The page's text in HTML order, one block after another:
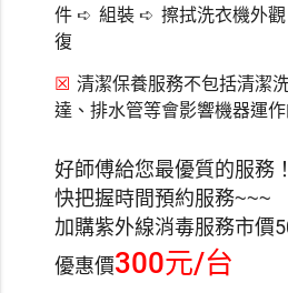
件 ➪ 組裝 ➪ 擦拭洗衣機外觀
復
☒ 清潔保養服務不包括清潔
達、排水管等會影響機器運
好師傅給您最優質的服務
快把握時間預約服務~~~
加購紫外線消毒服務市價
優惠價300元/台